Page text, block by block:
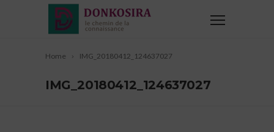
Home IMG_20180412_124637027
IMG_20180412_124637027